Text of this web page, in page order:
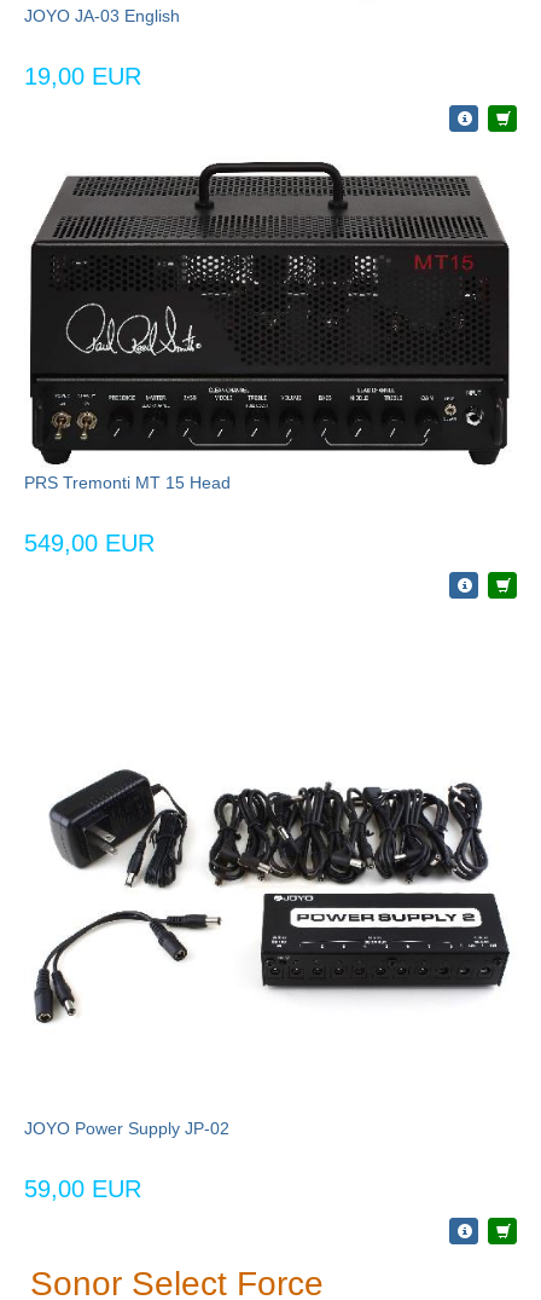
JOYO JA-03 English
19,00 EUR
PRS Tremonti MT 15 Head
549,00 EUR
JOYO Power Supply JP-02
59,00 EUR
Sonor Select Force